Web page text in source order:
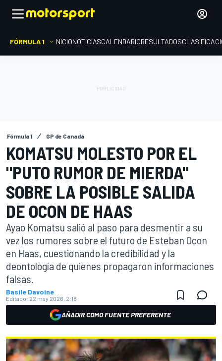
FÓRMULA 1 INICIONOTICIASCALENDARIORESULTADOS
Fórmula 1 GP de Canadá
KOMATSU MOLESTO POR EL
"PUTO RUMOR DE MIERDA"
SOBRE LA POSIBLE SALIDA
DE OCON DE HAAS
Ayao Komatsu salió al paso para desmentir a su
vez los rumores sobre el futuro de Esteban Ocon
en Haas, cuestionando la credibilidad y la
deontología de quienes propagaron informaciones
falsas.
Basile Davoine
Editado: 22 may 2026, 2:18
AÑADIR COMO FUENTE PREFERENTE